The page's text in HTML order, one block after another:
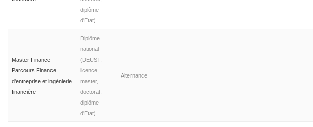
diplôme
d'Etat)
Master Finance
Parcours Finance
d'entreprise et ingénierie
financière
Diplôme
national
(DEUST,
licence,
master,
doctorat,
diplôme
d'Etat)
Alternance